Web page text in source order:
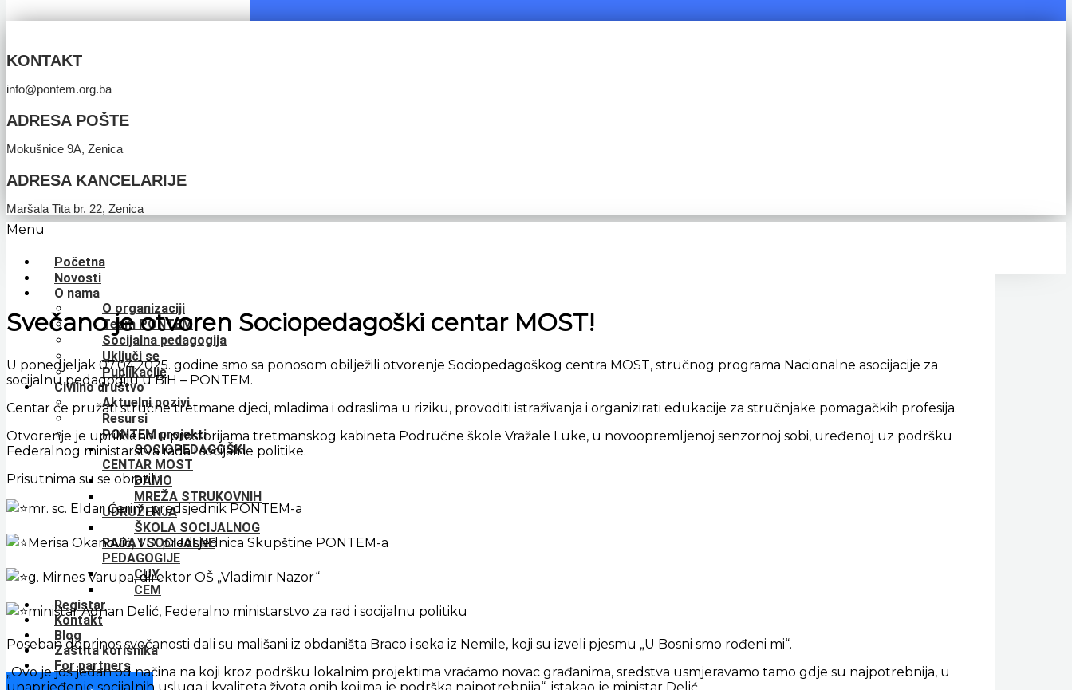
KONTAKT
info@pontem.org.ba
ADRESA POŠTE
Mokušnice 9A, Zenica
ADRESA KANCELARIJE
Maršala Tita br. 22, Zenica
Menu
Početna
Novosti
O nama
O organizaciji
Team PONTEM
Socijalna pedagogija
Uključi se
Publikacije
Civilno društvo
Aktuelni pozivi
Resursi
PONTEM projekti
SOCIOPEDAGOŠKI
CENTAR MOST
DAMO
MREŽA STRUKOVNIH
UDRUŽENJA
ŠKOLA SOCIJALNOG
RADA I SOCIJALNE
PEDAGOGIJE
CUY
CEM
Registar
Kontakt
Blog
Zaštita korisnika
For partners
Svečano je otvoren Sociopedagoški centar MOST!
U ponedjeljak 07.04.2025. godine smo sa ponosom obilježili otvorenje Sociopedagoškog centra MOST, stručnog programa Nacionalne asocijacije za
socijalnu pedagogiju u BiH – PONTEM.
Centar će pružati stručne tretmane djeci, mladima i odraslima u riziku, provoditi istraživanja i organizirati edukacije za stručnjake pomagačkih profesija.
Otvorenje je upriličeno u prostorijama tretmanskog kabineta Područne škole Vražale Luke, u novoopremljenoj senzornoj sobi, uređenoj uz podršku
Federalnog ministarstva rada i socijalne politike.
Prisutnima su se obratili:
mr. sc. Eldar Ćerim, predsjednik PONTEM-a
Merisa Okanović, VD. predsjednica Skupštine PONTEM-a
g. Mirnes Varupa, direktor OŠ „Vladimir Nazor“
ministar Adnan Delić, Federalno ministarstvo za rad i socijalnu politiku
Poseban doprinos svečanosti dali su mališani iz obdaništa Braco i seka iz Nemile, koji su izveli pjesmu „U Bosni smo rođeni mi“.
„Ovo je još jedan od načina na koji kroz podršku lokalnim projektima vraćamo novac građanima, sredstva usmjeravamo tamo gdje su najpotrebnija, u